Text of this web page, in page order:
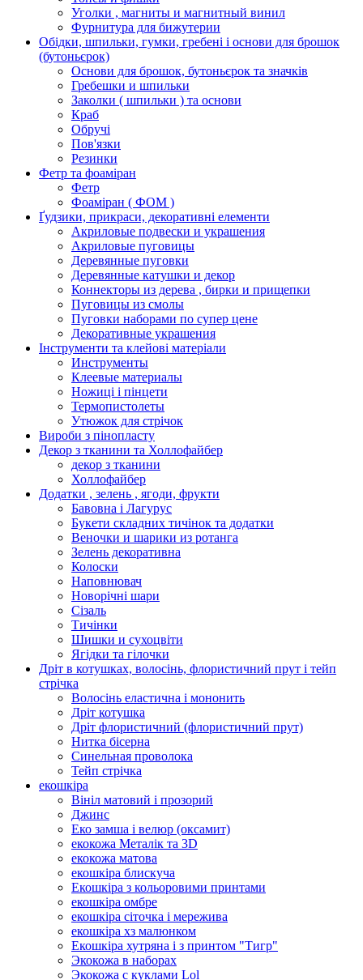
Уголки , магниты и магнитный винил
Фурнитура для бижутерии
Обідки, шпильки, гумки, гребені і основи для брошок
(бутоньєрок)
Основи для брошок, бутоньєрок та значків
Гребешки и шпильки
Заколки ( шпильки ) та основи
Краб
Обручі
Пов'язки
Резинки
Фетр та фоаміран
Фетр
Фоаміран ( ФОМ )
Ґудзики, прикраси, декоративні елементи
Акриловые подвески и украшения
Акриловые пуговицы
Деревянные пуговки
Деревянные катушки и декор
Коннекторы из дерева , бирки и прищепки
Пуговицы из смолы
Пуговки наборами по супер цене
Декоративные украшения
Інструменти та клейові матеріали
Инструменты
Клеевые материалы
Ножиці і пінцети
Термопистолеты
Утюжок для стрічок
Вироби з пінопласту
Декор з тканини та Холлофайбер
декор з тканини
Холлофайбер
Додатки , зелень , ягоди, фрукти
Бавовна і Лагурус
Букети складних тичінок та додатки
Веночки и шарики из ротанга
Зелень декоративна
Колоски
Наповнювач
Новорічні шари
Сізаль
Тичінки
Шишки и сухоцвіти
Ягідки та гілочки
Дріт в котушках, волосінь, флористичний прут і тейп
стрічка
Волосінь еластична і мононить
Дріт котушка
Дріт флористичний (флористичний прут)
Нитка бісерна
Синельная проволока
Тейп стрічка
екошкіра
Вініл матовий і прозорий
Джинс
Еко замша і велюр (оксамит)
екокожа Металік та 3D
екокожа матова
екошкіра блискуча
Екошкіра з кольоровими принтами
екошкіра омбре
екошкіра сіточка і мережива
екошкіра хз малюнком
Екошкіра хутряна і з принтом "Тигр"
Экокожа в наборах
Экокожа с куклами Lol